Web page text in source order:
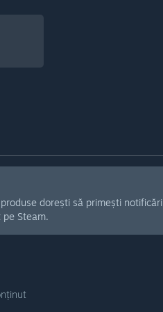
dorești să primești notificări
Steam.